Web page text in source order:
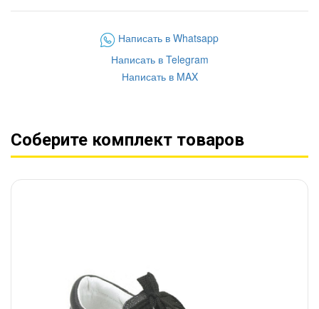
Написать в Whatsapp
Написать в Telegram
Написать в MAX
Соберите комплект товаров